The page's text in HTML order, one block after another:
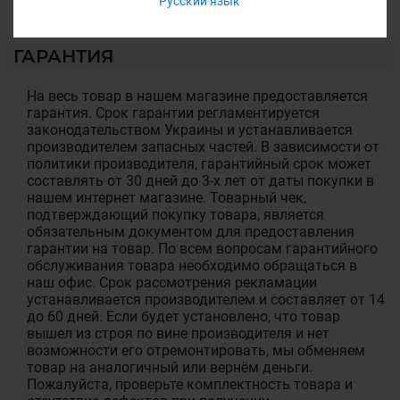
ГАРАНТИЯ
На весь товар в нашем магазине предоставляется
гарантия. Срок гарантии регламентируется
законодательством Украины и устанавливается
производителем запасных частей. В зависимости от
политики производителя, гарантийный срок может
составлять от 30 дней до 3-х лет от даты покупки в
нашем интернет магазине. Товарный чек,
подтверждающий покупку товара, является
обязательным документом для предоставления
гарантии на товар. По всем вопросам гарантийного
обслуживания товара необходимо обращаться в
наш офис. Срок рассмотрения рекламации
устанавливается производителем и составляет от 14
до 60 дней. Если будет установлено, что товар
вышел из строя по вине производителя и нет
возможности его отремонтировать, мы обменяем
товар на аналогичный или вернём деньги.
Пожалуйста, проверьте комплектность товара и